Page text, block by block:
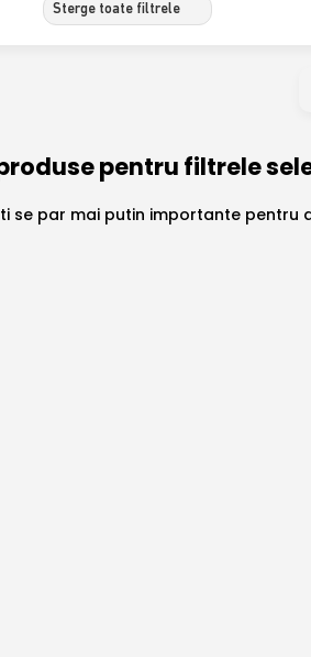
Sterge toate filtrele
pentru filtrele
se par mai putin importante